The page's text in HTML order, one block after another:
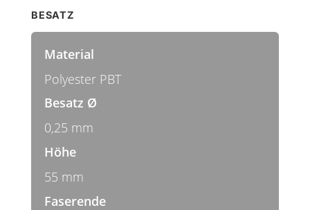
BESATZ
Material
Polyester PBT
Besatz Ø
0,25 mm
Höhe
55 mm
Faserende